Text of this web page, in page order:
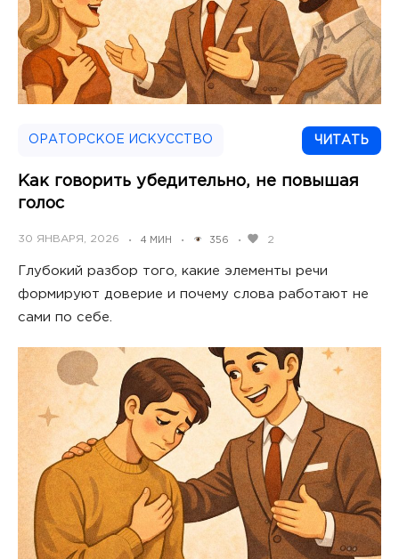
ОРАТОРСКОЕ ИСКУССТВО ЧИТАТЬ
Как говорить убедительно, не повышая
голос
POSTED
30 ЯНВАРЯ, 2026 • 4 МИН • 356 • 2
Глубокий разбор того, какие элементы речи
формируют доверие и почему слова работают не
сами по себе.